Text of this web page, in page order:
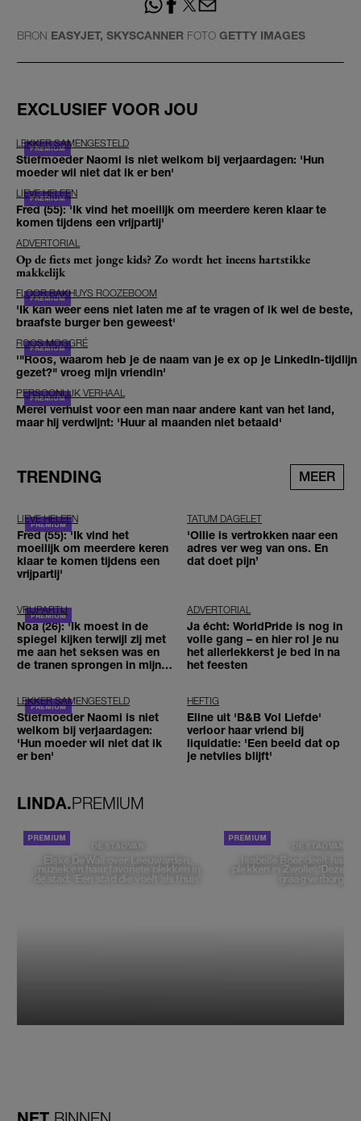
BRON EASYJET, SKYSCANNER FOTO GETTY IMAGES
EXCLUSIEF VOOR JOU
LEKKER SAMENGESTELD
Stiefmoeder Naomi is niet welkom bij verjaardagen: 'Hun
moeder wil niet dat ik er ben'
LIEVE HELEEN
Fred (55): 'Ik vind het moeilijk om meerdere keren klaar te
komen tijdens een vrijpartij'
ADVERTORIAL
Op de fiets met jonge kids? Zo wordt het ineens hartstikke
makkelijk
FLOOR BAKHUYS ROOZEBOOM
'Ik kan weer eens niet laten me af te vragen of ik wel de beste,
braafste burger ben geweest'
ROOS MOGGRÉ
'"Roos, waarom heb je de naam van je ex op je LinkedIn-tijdlijn
gezet?" vroeg mijn vriendin'
PERSOONLIJK VERHAAL
Merel verhuist voor een man naar andere kant van het land,
maar hij verdwijnt: 'Huur al maanden niet betaald'
TRENDING MEER
LIEVE HELEEN
Fred (55): 'Ik vind het
moeilijk om meerdere keren
klaar te komen tijdens een
vrijpartij'
TATUM DAGELET
'Ollie is vertrokken naar een
adres ver weg van ons. En
dat doet pijn’
VRIJPARTIJ
Noa (26): 'Ik moest in de
spiegel kijken terwijl zij met
me aan het seksen was en
de tranen sprongen in mijn
ADVERTORIAL
Ja écht: WorldPride is nog in
volle gang – en hier rol je nu
het allerlekkerst je bed in na
het feesten
LEKKER SAMENGESTELD
Stiefmoeder Naomi is niet
welkom bij verjaardagen:
'Hun moeder wil niet dat ik
er ben'
HEFTIG
Eline uit 'B&B Vol Liefde'
verloor haar vriend bij
liquidatie: 'Een beeld dat op
je netvlies blijft'
LINDA.PREMIUM
DE STAD VAN
Elske DeWall over Leeuwarden,
muziek en haar favoriete plekken in
de stad: 'Een stad die voelt als thuis'
DE STAD VAN
Isabelle Boer deelt haar
plekken in Zwolle: 'Deze
graag verborgen'